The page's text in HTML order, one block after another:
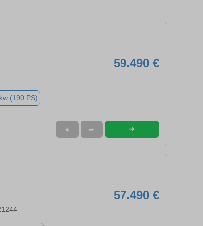
59.490 €
(190 PS)
★ ➦ ➜
57.490 €